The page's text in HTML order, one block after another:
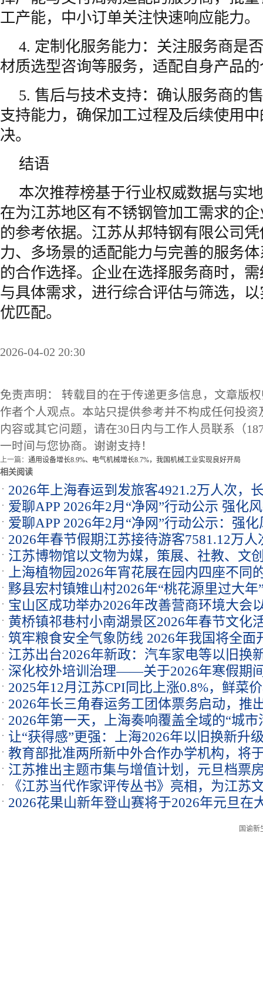
工产能，中小订单关注快速响应能力。
4. 定制化服务能力：关注服务商是
材质选型咨询等服务，适配自身产品
5. 售后与技术支持：确认服务商的
支持能力，确保加工过程及后续使用
决。
结语
本次推荐榜基于行业权威数据与实
在为江苏地区有不锈钢管加工需求的
的参考依据。江苏从邦特钢有限公司
力、多场景的适配能力与完善的服务
的合作选择。企业在选择服务商时，
与具体需求，进行综合评估与筛选，
优匹配。
2026-04-02 20:30
免责声明： 转载目的在于传递更多信息，文章版
作者个人观点。本站只提供参考并不构成任何投
内容或其它问题，请在30日内与工作人员联系（
一时间与您协商。谢谢支持！
上一篇： 通用设备增长8.9%、电气机械增长8.7%，我国机械工业实现良好开局
相关阅读
2026年上海春运到发旅客4921.2万人次，
爱聊APP 2026年2月“净网”行动公示 强化
爱聊APP 2026年2月“净网”行动公示：强
2026年春节假期江苏接待游客7581.12万
609.63亿元
江苏博物馆以文物为媒，策展、社教、文
上海植物园2026年宵花展在园内四座不同
黟县宏村镇雉山村2026年“桃花源里过大年
幕宝山区成功举办2026年改善营商环境大会
黄桥镇祁巷村小南湖景区2026年春节文化
排练
筑牢粮食安全气象防线 2026年我国将全面
查江苏出台2026年新政：汽车家电等以旧换
深化校外培训治理——关于2026年寒假期
2025年12月江苏CPI同比上涨0.8%，鲜菜
2026年长三角春运务工团体票务启动，推
2026年第一天，上海奏响覆盖全域的“城市
让“获得感”更强：上海2026年以旧换新升
范围
教育部批准两所新中外合作办学机构，将
江苏推出主题市集与增值计划，元旦档票
《江苏当代作家评传丛书》亮相，为江苏
思考
2026花果山新年登山赛将于2026年元旦在
国谕新